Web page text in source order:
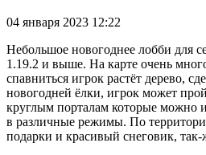
04 января 2023 12:22
Небольшое новогоднее лобби для
1.19.2 и выше. На карте очень
спавниться игрок растёт дерево,
новогодней ёлки, игрок может
круглым порталам которые можно
в различные режимы. По
подарки и красивый снеговик,